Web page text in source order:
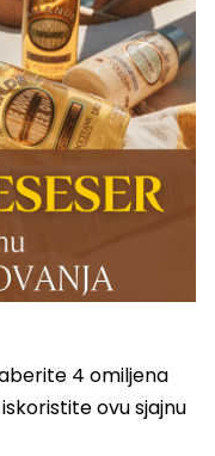
4 omiljena
ovu sjajnu